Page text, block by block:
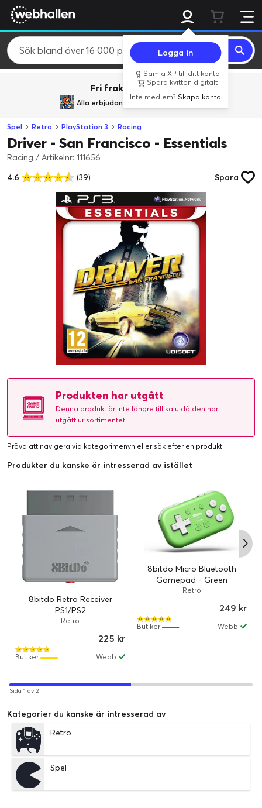
Logga in
Samla XP till ditt konto
Spara kvitton digitalt
Inte medlem?Skapa konto
Fri frakt över 800 kr.
Alla erbjudanden frånBACK TO REALITY
Spel Retro PlayStation 3 Racing
Driver - San Francisco - Essentials
Racing / Artikelnr: 111656
4.6
(39) Spara
Produkten har utgått
Denna produkt är inte längre till salu då den har
utgått ur sortimentet.
Pröva att navigera via kategorimenyn eller sök efter en produkt.
Produkter du kanske är intresserad av istället
8bitdo Retro Receiver
PS1/PS2
Retro
225 kr
Webb
Butiker
8bitdo Micro Bluetooth
Gamepad - Green
Retro
249 kr
Webb
Butiker
Sida 1 av 2
Kategorier du kanske är intresserad av
Retro
Spel